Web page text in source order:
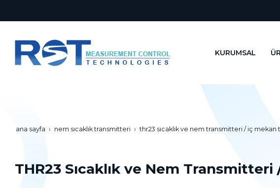
KURUMSAL
ana sayfa nem sıcaklık transmitteri thr23 sıcaklık ve nem transmitteri / i̇ç mekan
THR23 Sıcaklık ve Nem